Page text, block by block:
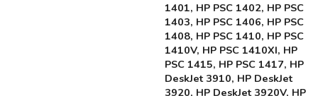
1401, HP PSC 1402, HP PSC
1403, HP PSC 1406, HP PSC
1408, HP PSC 1410, HP PSC
1410V, HP PSC 1410XI, HP
PSC 1415, HP PSC 1417, HP
DeskJet 3910, HP DeskJet
3920, HP DeskJet 3920V, HP